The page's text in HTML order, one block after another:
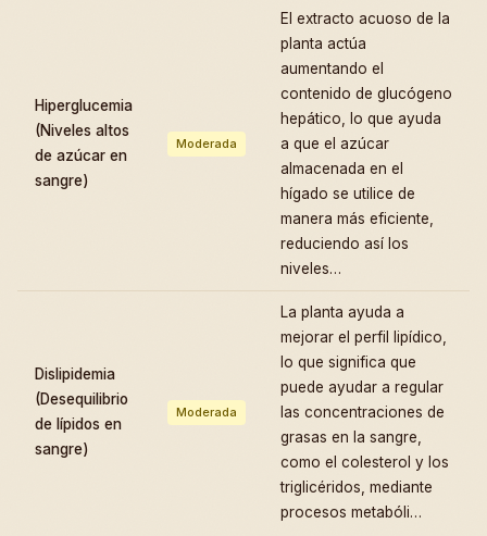
Hiperglucemia
(Niveles altos
de azúcar en
sangre)
Moderada
El extracto acuoso de la
planta actúa
aumentando el
contenido de glucógeno
hepático, lo que ayuda
a que el azúcar
almacenada en el
hígado se utilice de
manera más eficiente,
reduciendo así los
niveles…
Dislipidemia
(Desequilibrio
de lípidos en
sangre)
Moderada
La planta ayuda a
mejorar el perfil lipídico,
lo que significa que
puede ayudar a regular
las concentraciones de
grasas en la sangre,
como el colesterol y los
triglicéridos, mediante
procesos metabóli…